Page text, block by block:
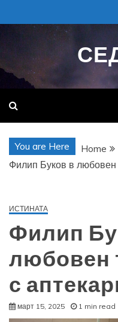
to
You are Here Home
Филип Буков в любовен
ИСТИНАТА
Филип
любовен
с
март 15, 2025 1 min read